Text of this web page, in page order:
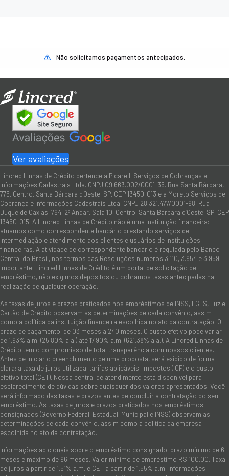
Não solicitamos pagamentos antecipados.
Ver avaliações
Lincred Linhas de Crédito pertence a Picarelli Serviços de Cobranças e
Informações Cadastrais Ltda. CNPJ 09.663.002/0001-35. Rua Santa Bárbara,
775, Centro, Santa Bárbara d'Oeste, SP, CEP 13450-013 e a Moreto Serviços de
Cobrança e Informações Cadastrais Ltda. CNPJ 28.321.477/0001-98. Rua
Duque de Caxias, 764, 2º Andar, Sala 10, Centro, Santa Bárbara d’Oeste, SP, CEP
13450-015. A Lincred Linhas de Crédito não é uma instituição financeira:
atuamos como correspondente bancário prestando serviços de
intermediação e atendimento aos clientes e usuários de instituições
financeiras. A atividade de correspondente bancário é regulada pelo Banco
Central do Brasil, nos termos das Resoluções números 3.110, 3.954 e 3.959.
Importante: Lincred Linhas de Crédito é um portal de solicitação de
empréstimo, não exigimos depósitos ou cobramos taxas antecipadas na
realização de qualquer operação.
As taxas de juros e prazos praticados nos empréstimos de INSS, FGTS, Luz e
Cartão de Crédito observam as determinações de cada convênio, assim
como a política da instituição financeira escolhida no ato da contratação. O
prazo de pagamento: de 03 meses a 240 meses. O custo efetivo pode variar
de 1,93% a.m. (25,80% a.a.) até 17,90% a.m. (621,38% a.a.). A Lincred Linhas de
Crédito tem o compromisso de total transparência com nossos clientes.
Antes de iniciar o preenchimento de uma proposta, será exibido de forma
clara: a taxa de juros utilizada, tarifas aplicáveis, impostos (IOF) e o custo
efetivo total (CET). Nossa central de atendimento está disponível para
esclarecimento de dúvidas sobre quaisquer dos valores apresentados. Você
será informado das taxas e prazos antes de concluir a contratação do seu
empréstimo. As taxas de juros e prazos praticados nos empréstimos
consignados (Governo Federal, Estadual, Municipal e INSS) observam as
determinações de cada convênio, assim como a política da empresa
escolhida no ato da contratação.
Informações adicionais sobre o empréstimo consignado: prazo mínimo de 6
meses e máximo de 96 meses. Valor mínimo de empréstimo R$ 100,00. Taxa
de juros a partir de 1,51% a.m. e CET a partir de 1,55% a.m. Informações